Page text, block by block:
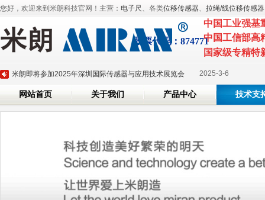
您好，欢迎来到米朗科技官网！主营： 电子尺 、各类位移传感器、 拉绳/线位移传感器
股票代 码：874771
中国工业强基
中国工信部高
国家级专精特
深圳市米朗科技有限公司展会邀请：CHINAPLAS 2025 国际橡塑展 2025-3-
米朗即将参加2025年深圳国际传感器与应用技术展览会 2025-3-6
磁致伸缩位移传感器系列产品全面升级 2024-7-26
米朗科技参加第三十六届上海雅式国际橡塑展 2024-5-20
深圳市米朗科技有限公司展会邀请：CHINAPLAS 2025 国际橡塑展 2025-3-
米朗即将参加2025年深圳国际传感器与应用技术展览会
网站首页 关于我们 产品中心 技术支